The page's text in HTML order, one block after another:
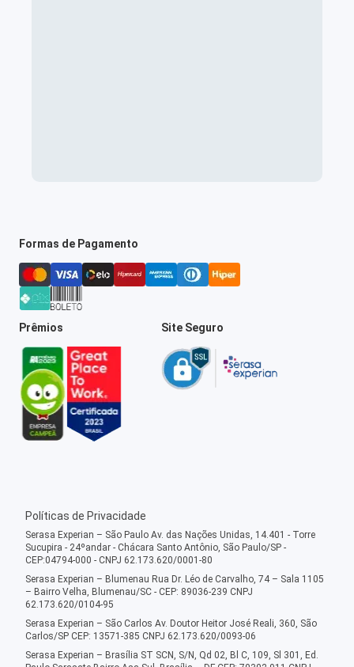
Formas de Pagamento
Prêmios Site Seguro
Políticas de Privacidade
Serasa Experian – São Paulo Av. das Nações Unidas, 14.401 - Torre
Sucupira - 24ºandar - Chácara Santo Antônio, São Paulo/SP -
CEP:04794-000 - CNPJ 62.173.620/0001-80
Serasa Experian – Blumenau Rua Dr. Léo de Carvalho, 74 – Sala 1105
– Bairro Velha, Blumenau/SC - CEP: 89036-239 CNPJ
62.173.620/0104-95
Serasa Experian – São Carlos Av. Doutor Heitor José Reali, 360, São
Carlos/SP CEP: 13571-385 CNPJ 62.173.620/0093-06
Serasa Experian – Brasília ST SCN, S/N, Qd 02, Bl C, 109, Sl 301, Ed.